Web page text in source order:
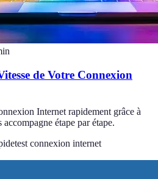
de Votre Connexion
Internet rapidement grâce à
étape par étape.
test connexion internet